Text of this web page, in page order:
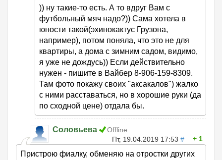
)) ну такие-то есть. А то вдруг Вам с
футбольный мяч надо?)) Сама хотела в
юности такой(эхинокактус Грузона,
например), потом поняла, что это не для
квартиры, а дома с зимним садом, видимо,
я уже не дождусь)) Если действительно
нужен - пишите в Вайбер 8-906-159-8309.
Там фото покажу своих "аксакалов") жалко
с ними расставаться, но в хорошие руки (да
по сходной цене) отдала бы.
Соловьева
Offline
Пт, 19.04.2019 17:53 # 1
Пристрою фиалку, обменяю на отростки других